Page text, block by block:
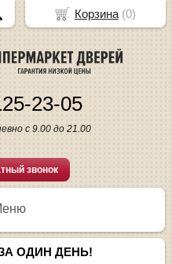
23-05
с 9.00 до 21.00
звонок
ОДИН ДЕНЬ!
Корзина(0)